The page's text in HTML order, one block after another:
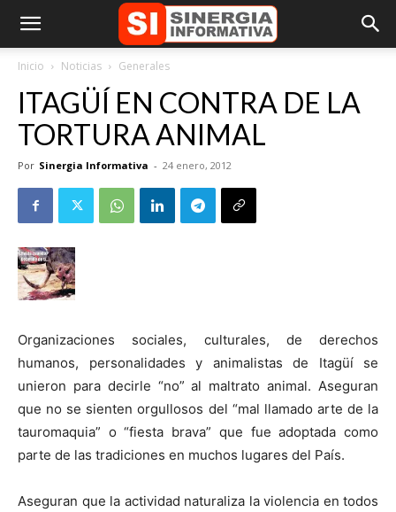
Inicio Noticias Generales
ITAGÜÍ EN CONTRA DE LA
TORTURA ANIMAL
Por Sinergia Informativa - 24 enero, 2012
Organizaciones sociales, culturales, de derechos
humanos, personalidades y animalistas de Itagüí se
unieron para decirle “no” al maltrato animal. Aseguran
que no se sienten orgullosos del “mal llamado arte de la
tauromaquia” o “fiesta brava” que fue adoptada como
parte de las tradiciones en muchos lugares del País.
Aseguran que la actividad naturaliza la violencia en todos